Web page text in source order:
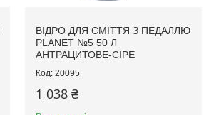
ВІДРО ДЛЯ СМІТТЯ З ПЕДАЛЛЮ
PLANET №5 50 Л
АНТРАЦИТОВЕ-СІРЕ
20095
1 038 ₴